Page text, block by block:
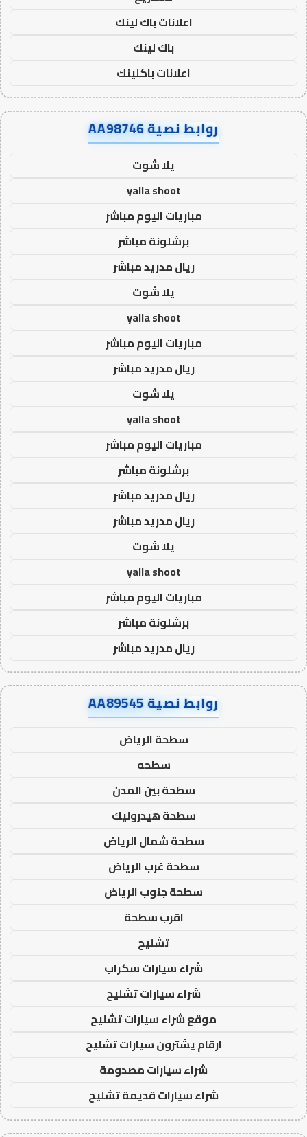
اعلانات باك لينك
باك لينك
اعلانات باكلينك
روابط نصية AA98746
يلا شوت
yalla shoot
مباريات اليوم مباشر
برشلونة مباشر
ريال مدريد مباشر
يلا شوت
yalla shoot
مباريات اليوم مباشر
ريال مدريد مباشر
يلا شوت
yalla shoot
مباريات اليوم مباشر
برشلونة مباشر
ريال مدريد مباشر
ريال مدريد مباشر
يلا شوت
yalla shoot
مباريات اليوم مباشر
برشلونة مباشر
ريال مدريد مباشر
روابط نصية AA89545
سطحة الرياض
سطحه
سطحة بين المدن
سطحة هيدروليك
سطحة شمال الرياض
سطحة غرب الرياض
سطحة جنوب الرياض
اقرب سطحة
تشليح
شراء سيارات سكراب
شراء سيارات تشليح
موقع شراء سيارات تشليح
ارقام يشترون سيارات تشليح
شراء سيارات مصدومة
شراء سيارات قديمة تشليح